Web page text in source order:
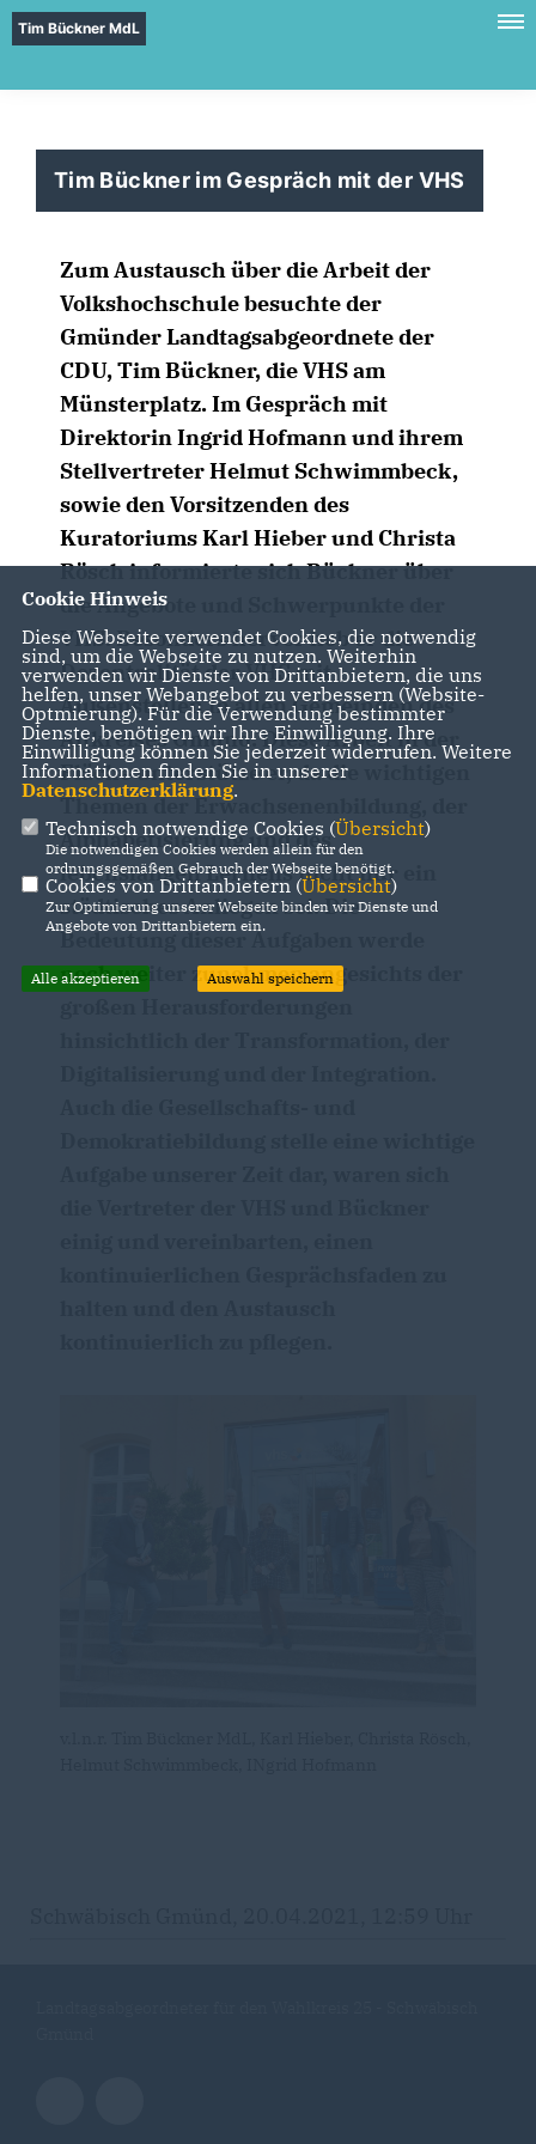
Tim Bückner MdL
Tim Bückner im Gespräch mit der VHS
Zum Austausch über die Arbeit der
Volkshochschule besuchte der
Gmünder Landtagsabgeordnete der
CDU, Tim Bückner, die VHS am
Münsterplatz. Im Gespräch mit
Direktorin Ingrid Hofmann und ihrem
Stellvertreter Helmut Schwimmbeck,
sowie den Vorsitzenden des
Kuratoriums Karl Hieber und Christa
Rösch informierte sich Bückner über
die Angebote und Schwerpunkte der
VHS. Besonders hervor hob er die
Dezentralität der VHS mit
Außenstellen in allen Gemeinden des
Altkreises Gmünd. Diese Arbeit in der
Fläche unterstütze er, da die wichtigen
Themen der Erwachsenenbildung, der
Alphabetisierung und des
lebenslangen Lernens nicht nur ein
städtisches Anliegen sei. Die
Bedeutung dieser Aufgaben werde
noch weiter zunehmen angesichts der
Cookie Hinweis
Diese Webseite verwendet Cookies, die notwendig
sind, um die Webseite zu nutzen. Weiterhin
verwenden wir Dienste von Drittanbietern, die uns
helfen, unser Webangebot zu verbessern (Website-
Optmierung). Für die Verwendung bestimmter
Dienste, benötigen wir Ihre Einwilligung. Ihre
Einwilligung können Sie jederzeit widerrufen. Weitere
Informationen finden Sie in unserer
Datenschutzerklärung.
Technisch notwendige Cookies (Übersicht)
Die notwendigen Cookies werden allein für den
ordnungsgemäßen Gebrauch der Webseite benötigt.
Cookies von Drittanbietern (Übersicht)
Zur Optimierung unserer Webseite binden wir Dienste und
Angebote von Drittanbietern ein.
Alle akzeptieren Auswahl speichern